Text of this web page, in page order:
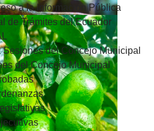
a la Información Pública
de Trámites del Ecuador
del Concejo Municipal
del Concejo Municipal